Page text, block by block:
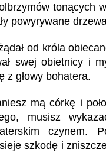
tonących
powyrywane
od króla
swej obietnicy i
z głowy bohatera.
mą córkę i
musisz
czynem.
szkodę i